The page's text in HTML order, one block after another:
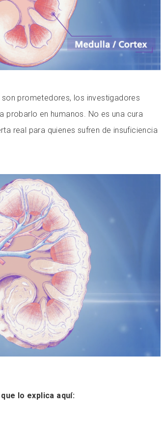
prometedores, los investigadores
probarlo en humanos. No es una cura
real para quienes sufren de insuficiencia
lo explica aquí: